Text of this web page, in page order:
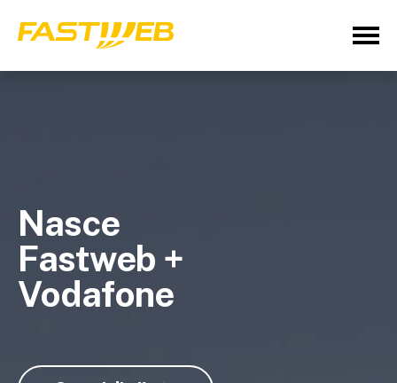
Nasce
Fastweb +
Vodafone